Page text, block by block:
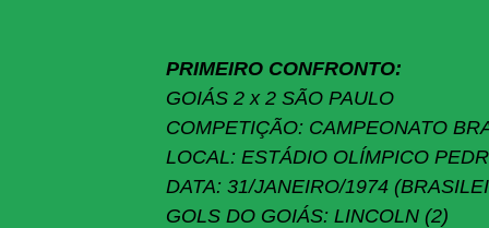
PRIMEIRO CONFRONTO:
GOIÁS 2 x 2 SÃO PAULO
COMPETIÇÃO: CAMPEONATO
LOCAL: ESTÁDIO OLÍMPICO
DATA: 31/JANEIRO/1974
GOLS DO GOIÁS: LINCOLN (2)